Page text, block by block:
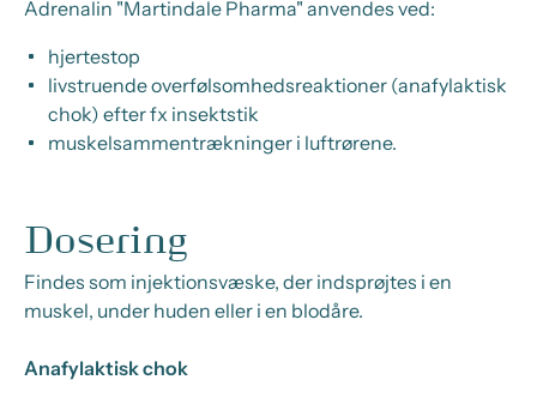
Adrenalin "Martindale Pharma" anvendes ved:
hjertestop
livstruende overfølsomhedsreaktioner (anafylaktisk
chok) efter fx insektstik
muskelsammentrækninger i luftrørene.
Dosering
Findes som injektionsvæske, der indsprøjtes i en
muskel, under huden eller i en blodåre.
Anafylaktisk chok